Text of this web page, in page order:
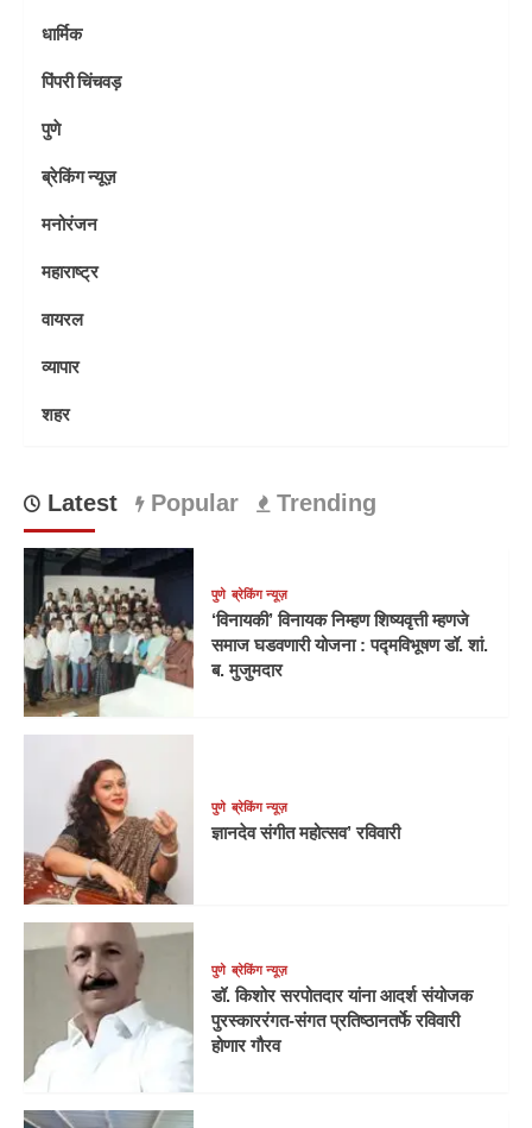
धार्मिक
पिंपरी चिंचवड़
पुणे
ब्रेकिंग न्यूज़
मनोरंजन
महाराष्ट्र
वायरल
व्यापार
शहर
Latest Popular Trending
पुणे ब्रेकिंग न्यूज़
‘विनायकी’ विनायक निम्हण शिष्यवृत्ती म्हणजे
समाज घडवणारी योजना : पद्मविभूषण डॉ. शां.
ब. मुजुमदार
पुणे ब्रेकिंग न्यूज़
ज्ञानदेव संगीत महोत्सव’ रविवारी
पुणे ब्रेकिंग न्यूज़
डॉ. किशोर सरपोतदार यांना आदर्श संयोजक
पुरस्काररंगत-संगत प्रतिष्ठानतर्फे रविवारी
होणार गौरव